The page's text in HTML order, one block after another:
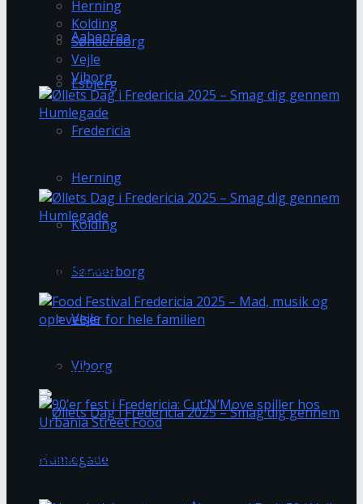
Aabenraa
Esbjerg
Fredericia
Herning
Kolding
Sønderborg
Vejle
Viborg
Herning
Kolding
Sønderborg
Vejle
Viborg
Humlegade
oplevelser for hele familien
Gratis koncert med Blå Øjne hos Urbania Street